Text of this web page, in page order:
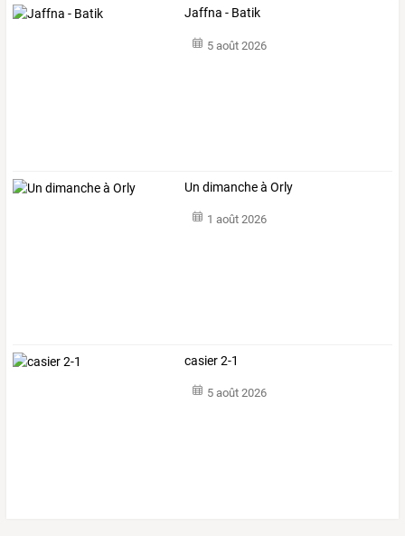
Jaffna - Batik
5 août 2026
Un dimanche à Orly
1 août 2026
casier 2-1
5 août 2026